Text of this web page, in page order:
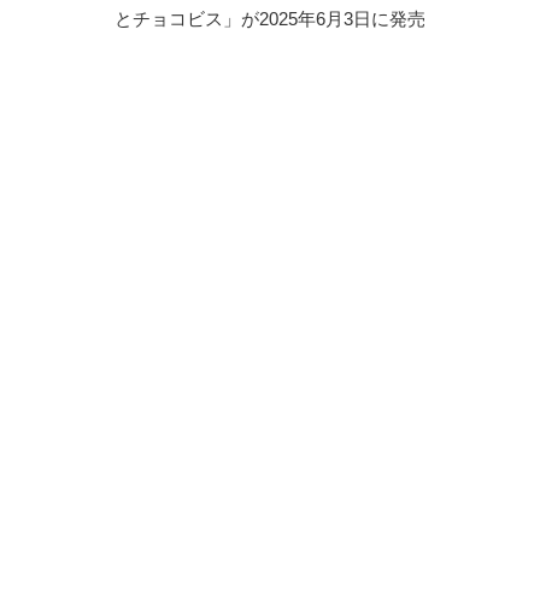
とチョコビス」が2025年6月3日に発売